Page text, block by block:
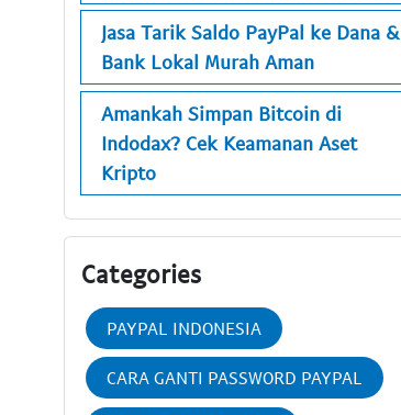
Jasa Tarik Saldo PayPal ke Dana &
Bank Lokal Murah Aman
Amankah Simpan Bitcoin di
Indodax? Cek Keamanan Aset
Kripto
Categories
PAYPAL INDONESIA
CARA GANTI PASSWORD PAYPAL